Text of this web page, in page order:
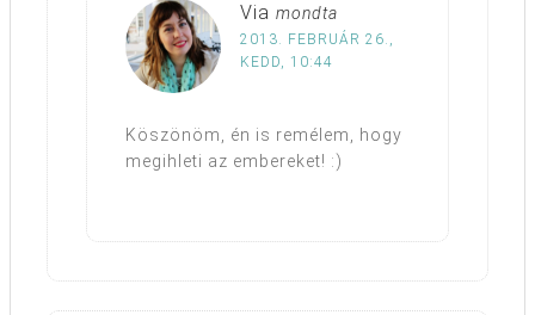
Via mondta
2013. FEBRUÁR 26.,
KEDD, 10:44
Köszönöm, én is remélem, hogy
megihleti az embereket! :)